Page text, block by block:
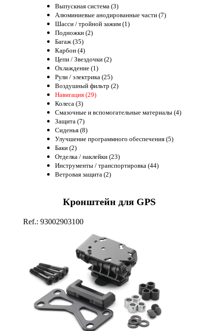
Выпускная система (3)
Алюминиевые анодированные части (7)
Шасси / тройной зажим (1)
Подножки (2)
Багаж (35)
Карбон (4)
Цепи / Звездочки (2)
Охлаждение (1)
Рули / электрика (25)
Воздушный фильтр (2)
Навигация (29)
Колеса (3)
Смазочные и вспомогательные материалы (4)
Защита (7)
Сиденья (8)
Улучшение программного обеспечения (5)
Баки (2)
Отделка / наклейки (23)
Инструменты / транспортировка (44)
Ветровая защита (2)
Кронштейн для GPS
Ref.: 93002903100